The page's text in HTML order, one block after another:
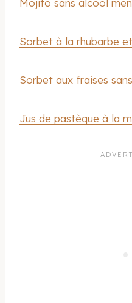
Mojito sans alcool
Sorbet à la rhubarbe
Sorbet aux fraises
Jus de pastèque à la